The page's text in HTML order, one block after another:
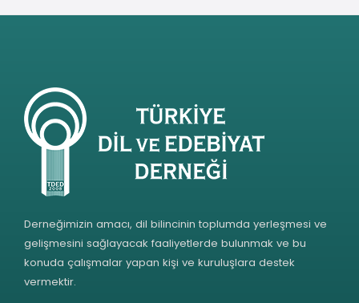
Derneğimizin amacı, dil bilincinin toplumda yerleşmesi ve
gelişmesini sağlayacak faaliyetlerde bulunmak ve bu
konuda çalışmalar yapan kişi ve kuruluşlara destek
vermektir.